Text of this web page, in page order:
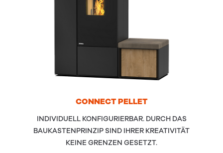
CON­NECTPEL­LET
INDIVIDUELL KONFIGURIERBAR. DURCH DAS
BAUKASTENPRINZIP SIND IHRER KREATIVITÄT
KEINE GRENZEN GESETZT.